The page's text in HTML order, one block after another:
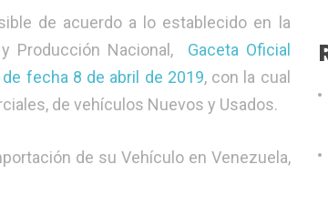
de acuerdo a lo establecido en la
Producción Nacional, Gaceta Oficial
fecha 8 de abril de 2019, con la cual
de vehículos Nuevos y Usados.
de su Vehículo en Venezuela,